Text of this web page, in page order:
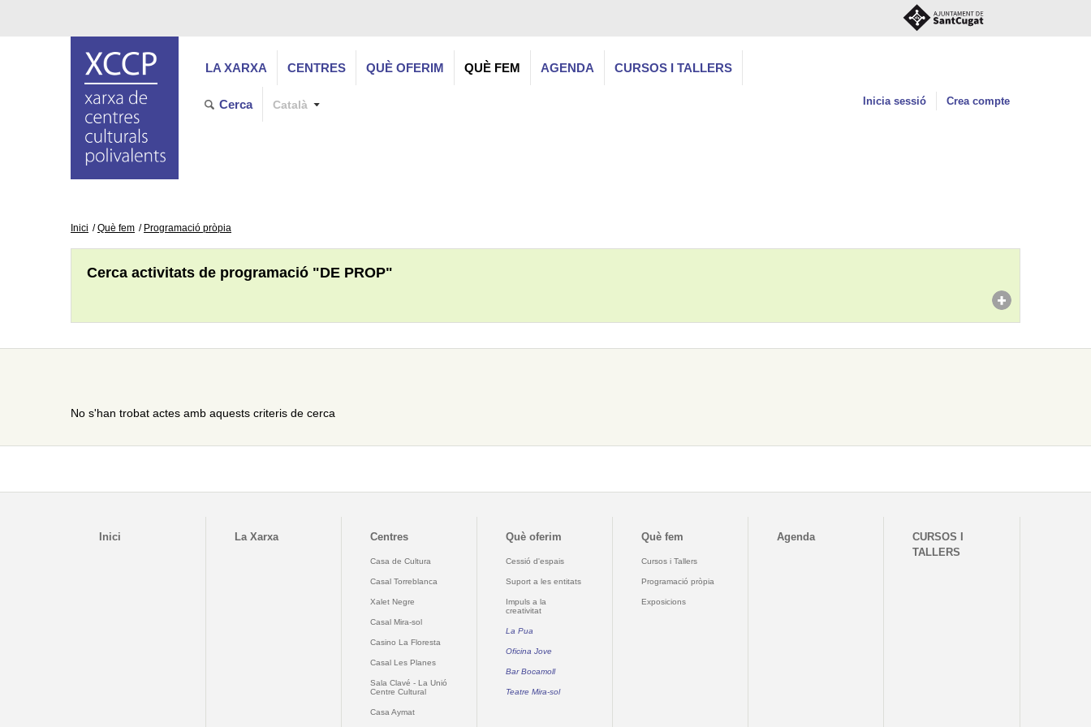
LA XARXA CENTRES QUÈ OFERIM QUÈ FEM AGENDA CURSOS I TALLERS
Cerca Català Inicia sessió Crea compte
Inici Què fem Programació pròpia
Cerca activitats de programació "DE PROP"
No s'han trobat actes amb aquests criteris de cerca
Inici La Xarxa Centres
Casa de Cultura
Casal Torreblanca
Xalet Negre
Casal Mira-sol
Casino La Floresta
Casal Les Planes
Sala Clavé - La Unió
Centre Cultural
Casa Aymat
Què oferim
Cessió d'espais
Suport a les entitats
Impuls a la
creativitat
La Pua
Oficina Jove
Bar Bocamoll
Teatre Mira-sol
Què fem
Cursos i Tallers
Programació pròpia
Exposicions
Agenda
CURSOS I
TALLERS